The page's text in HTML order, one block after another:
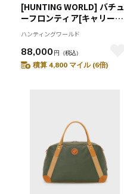
[HUNTING WORLD] バチュ
ーフロンティア[キャリーオ
ールM 2352BFR]ネイビー
6109091678
ハンティングワールド
88,000 円 （税込）
積算 4,800 マイル (6倍)